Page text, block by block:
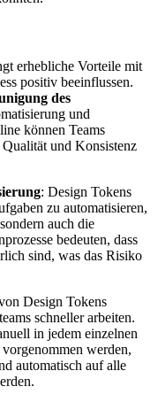
erhebliche Vorteile mit
positiv beeinflussen.
des
und
können Teams
und Konsistenz
: Design Tokens
zu automatisieren,
auch die
bedeuten, dass
sind, was das Risiko
Design Tokens
schneller arbeiten.
in jedem einzelnen
werden,
automatisch auf alle